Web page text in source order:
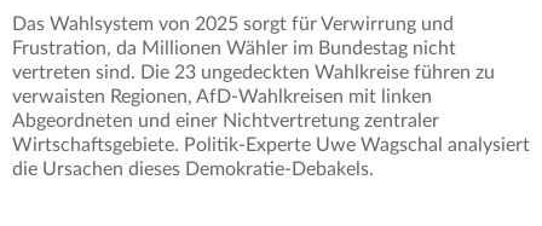
Das Wahlsystem von 2025 sorgt für Verwirrung und
Frustration, da Millionen Wähler im Bundestag nicht
vertreten sind. Die 23 ungedeckten Wahlkreise führen zu
verwaisten Regionen, AfD-Wahlkreisen mit linken
Abgeordneten und einer Nichtvertretung zentraler
Wirtschaftsgebiete. Politik-Experte Uwe Wagschal analysiert
die Ursachen dieses Demokratie-Debakels.